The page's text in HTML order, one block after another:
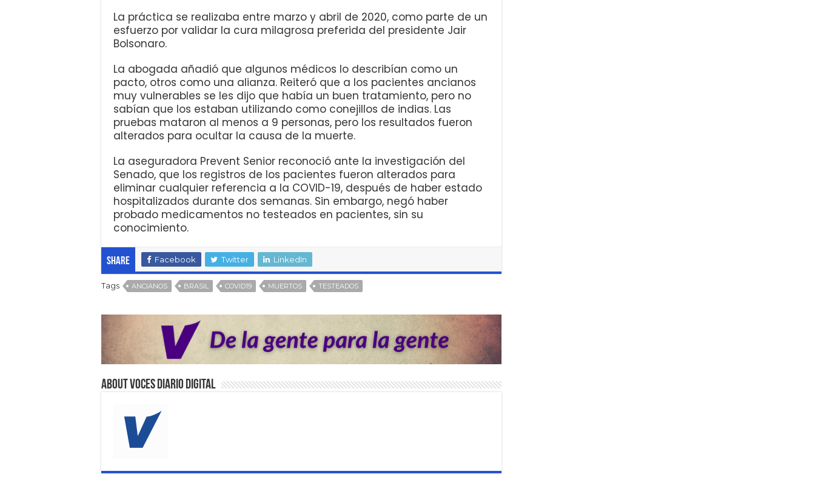
La práctica se realizaba entre marzo y abril de 2020, como parte de un
esfuerzo por validar la cura milagrosa preferida del presidente Jair
Bolsonaro.
La abogada añadió que algunos médicos lo describían como un
pacto, otros como una alianza. Reiteró que a los pacientes ancianos
muy vulnerables se les dijo que había un buen tratamiento, pero no
sabían que los estaban utilizando como conejillos de indias. Las
pruebas mataron al menos a 9 personas, pero los resultados fueron
alterados para ocultar la causa de la muerte.
La aseguradora Prevent Senior reconoció ante la investigación del
Senado, que los registros de los pacientes fueron alterados para
eliminar cualquier referencia a la COVID-19, después de haber estado
hospitalizados durante dos semanas. Sin embargo, negó haber
probado medicamentos no testeados en pacientes, sin su
conocimiento.
Share Facebook Twitter LinkedIn
Tags ANCIANOS BRASIL COVID19 MUERTOS TESTEADOS
About VOCES Diario digital